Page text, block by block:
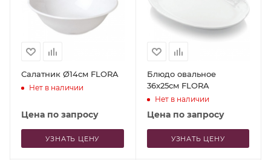
Салатник Ø14см FLORA
Нет в наличии
Цена по запросу
УЗНАТЬ ЦЕНУ
Блюдо овальное
36x25см FLORA
Нет в наличии
Цена по запросу
УЗНАТЬ ЦЕНУ